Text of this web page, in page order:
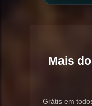
Mais
Grátis em